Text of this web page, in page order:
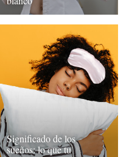
Significado de los
sueños: lo que tu